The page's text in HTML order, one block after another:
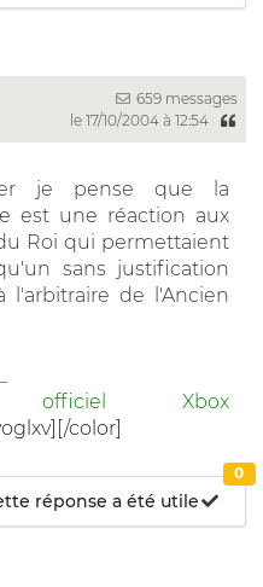
659 messages
le 17/10/2004 à 12:54
je pense que la
est une réaction aux
Roi qui permettaient
sans justification
l'arbitraire de l'Ancien
officiel Xbox
color]
réponse a été utile
0